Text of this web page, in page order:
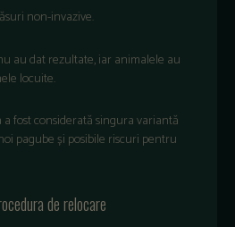
non-invazive.
au dat rezultate, iar animalele au
locuite.
fost considerată singura variantă
pagube și posibile riscuri pentru
de relocare